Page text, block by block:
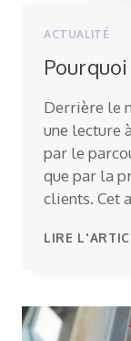
ACTUALITÉ
Derrière le
une lecture
par le
que par la
clients. Cet
LIRE